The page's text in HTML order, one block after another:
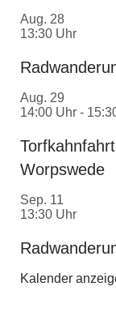
Aug. 28
13:30 Uhr
Aug. 29
14:00 Uhr -
Worpswede
Sep. 11
13:30 Uhr
Kalender